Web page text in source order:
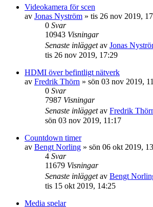
Videokamera för scen
av Jonas Nyström » tis 26 nov 2019,
0 Svar
10943 Visningar
Senaste inläggetav Jonas
tis 26 nov 2019, 17:29
HDMI över befintligt nätverk
av Fredrik Thörn » sön 03 nov 2019,
0 Svar
7987 Visningar
Senaste inläggetav Fredrik
sön 03 nov 2019, 11:17
Countdown timer
av Bengt Norling » sön 06 okt 2019,
4 Svar
11679 Visningar
Senaste inläggetav Bengt
tis 15 okt 2019, 14:25
Media spelar